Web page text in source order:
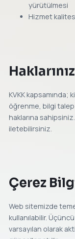
yürütülmesi
Hizmet
Haklarınız
KVKK
öğrenme, bilgi
haklarına
iletebilirsiniz.
Çerez
Web sitemizde
kullanılabilir.
varsayılan olarak